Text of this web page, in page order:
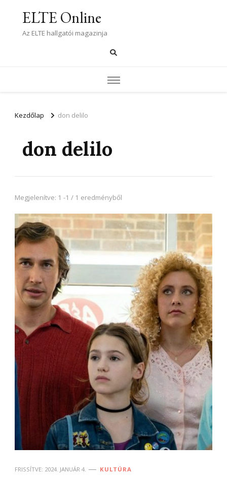
ELTE Online
Az ELTE hallgatói magazinja
Kezdőlap don delilo
don delilo
Megjelenítve: 1 -1 / 1 eredményből
FRISSÍTVE: 2024. JANUÁR 4. KULTÚRA